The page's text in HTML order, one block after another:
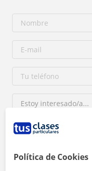
Al hacer clic, aceptas nuestro
Política de Cookies